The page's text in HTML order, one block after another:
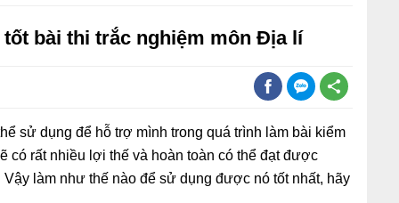
bài thi trắc nghiệm môn Địa lí
sử dụng để hỗ trợ mình trong quá trình làm bài kiểm
có rất nhiều lợi thế và hoàn toàn có thể đạt được
làm như thế nào để sử dụng được nó tốt nhất, hãy